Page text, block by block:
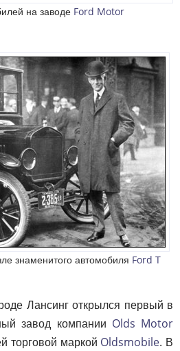
на заводе Ford Motor
знаменитого автомобиля Ford T
Лансинг открылся первый в
завод компании Olds Motor
торговой маркой Oldsmobile. В